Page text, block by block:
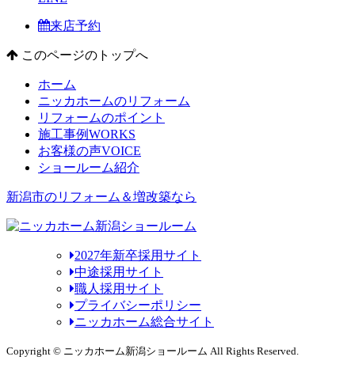
来店予約
このページのトップへ
ホーム
ニッカホームのリフォーム
リフォームのポイント
施工事例WORKS
お客様の声VOICE
ショールーム紹介
新潟市のリフォーム＆増改築なら
2027年新卒採用サイト
中途採用サイト
職人採用サイト
プライバシーポリシー
ニッカホーム総合サイト
Copyright © ニッカホーム新潟ショールーム All Rights Reserved.